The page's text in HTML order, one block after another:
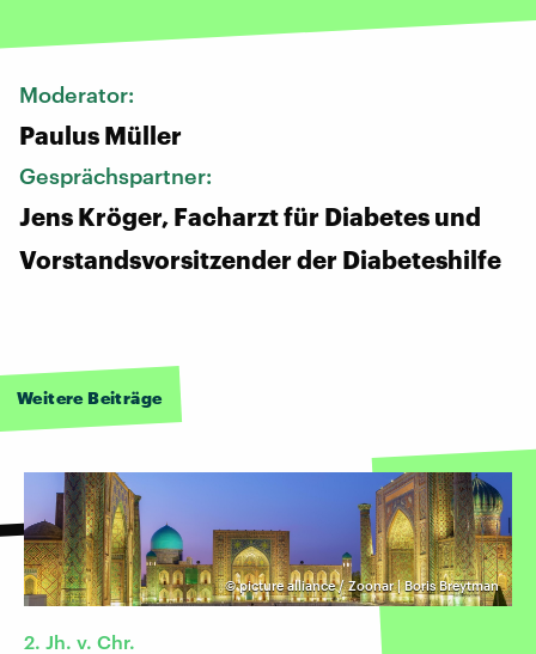
Moderator:
Paulus Müller
Gesprächspartner:
Jens Kröger, Facharzt für Diabetes und
Vorstandsvorsitzender der Diabeteshilfe
Weitere Beiträge
©picture alliance / Zoonar | Boris Breytman
2. Jh. v. Chr.